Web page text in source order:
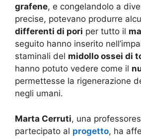
grafene, e congelandolo a
precise, potevano produrre
differenti di pori per tutto il
seguito hanno inserito
staminali del midollo ossei di
hanno potuto vedere come il
permettesse la rigenerazione
negli umani.
Marta Cerruti, una
partecipato al progetto, ha